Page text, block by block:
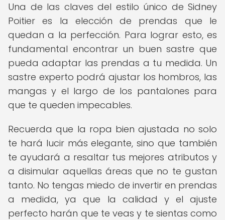
Una de las claves del estilo único de Sidney
Poitier es la elección de prendas que le
quedan a la perfección. Para lograr esto, es
fundamental encontrar un buen sastre que
pueda adaptar las prendas a tu medida. Un
sastre experto podrá ajustar los hombros, las
mangas y el largo de los pantalones para
que te queden impecables.
Recuerda que la ropa bien ajustada no solo
te hará lucir más elegante, sino que también
te ayudará a resaltar tus mejores atributos y
a disimular aquellas áreas que no te gustan
tanto. No tengas miedo de invertir en prendas
a medida, ya que la calidad y el ajuste
perfecto harán que te veas y te sientas como